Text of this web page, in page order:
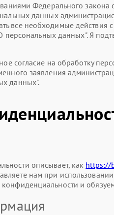
Федерального
данных
все необходимые действия
данных". Я
согласие на обработку
заявления
данных".
описывает, как https://
нам при
и